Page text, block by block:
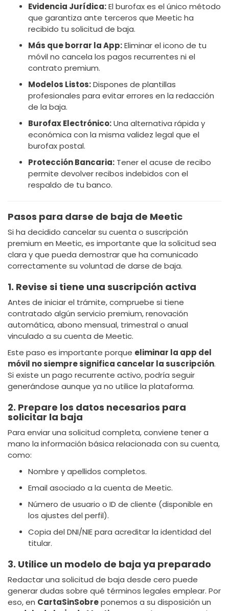
Evidencia Jurídica:El burofax es el único método
que garantiza ante terceros que Meetic ha
recibido tu solicitud de baja.
Más que borrar la App:Eliminar el icono de tu
móvil no cancela los pagos recurrentes ni el
contrato premium.
Modelos Listos:Dispones de plantillas
profesionales para evitar errores en la redacción
de la baja.
Burofax Electrónico:Una alternativa rápida y
económica con la misma validez legal que el
burofax postal.
Protección Bancaria: Tener el acuse de recibo
permite devolver recibos indebidos con el
respaldo de tu banco.
Pasos para darse de baja de Meetic
Si ha decidido cancelar su cuenta o suscripción
premium en Meetic, es importante que la solicitud sea
clara y que pueda demostrar que ha comunicado
correctamente su voluntad de darse de baja.
1. Revise si tiene una suscripción activa
Antes de iniciar el trámite, compruebe si tiene
contratado algún servicio premium, renovación
automática, abono mensual, trimestral o anual
vinculado a su cuenta de Meetic.
Este paso es importante porque eliminar la app del
móvil no siempre significa cancelar la suscripción.
Si existe un pago recurrente activo, podría seguir
generándose aunque ya no utilice la plataforma.
2. Prepare los datos necesarios para
solicitar la baja
Para enviar una solicitud completa, conviene tener a
mano la información básica relacionada con su cuenta,
como:
Nombre y apellidos completos.
Email asociado a la cuenta de Meetic.
Número de usuario o ID de cliente (disponible en
los ajustes del perfil).
Copia del DNI/NIE para acreditar la identidad del
titular.
3. Utilice un modelo de baja ya preparado
Redactar una solicitud de baja desde cero puede
generar dudas sobre qué términos legales emplear. Por
eso, en CartaSinSobreponemos a su disposición un